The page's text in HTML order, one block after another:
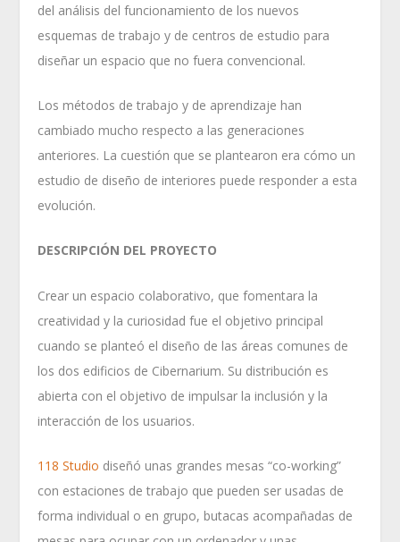
del análisis del funcionamiento de los nuevos
esquemas de trabajo y de centros de estudio para
diseñar un espacio que no fuera convencional.
Los métodos de trabajo y de aprendizaje han
cambiado mucho respecto a las generaciones
anteriores. La cuestión que se plantearon era cómo un
estudio de diseño de interiores puede responder a esta
evolución.
DESCRIPCIÓN DEL PROYECTO
Crear un espacio colaborativo, que fomentara la
creatividad y la curiosidad fue el objetivo principal
cuando se planteó el diseño de las áreas comunes de
los dos edificios de Cibernarium. Su distribución es
abierta con el objetivo de impulsar la inclusión y la
interacción de los usuarios.
118 Studio diseñó unas grandes mesas “co-working”
con estaciones de trabajo que pueden ser usadas de
forma individual o en grupo, butacas acompañadas de